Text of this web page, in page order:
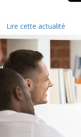
Lire cette actualité